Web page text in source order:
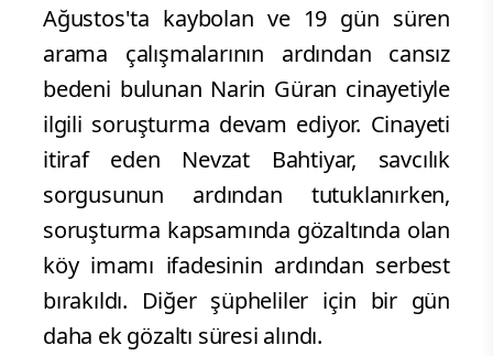
Ağustos'ta kaybolan ve 19 gün süren
arama çalışmalarının ardından cansız
bedeni bulunan Narin Güran cinayetiyle
ilgili soruşturma devam ediyor. Cinayeti
itiraf eden Nevzat Bahtiyar, savcılık
sorgusunun ardından tutuklanırken,
soruşturma kapsamında gözaltında olan
köy imamı ifadesinin ardından serbest
bırakıldı. Diğer şüpheliler için bir gün
daha ek gözaltı süresi alındı.